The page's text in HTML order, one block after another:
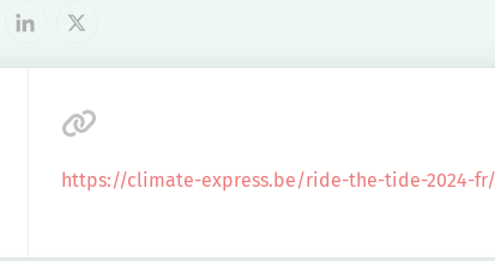
X
https://climate-express.be/ride-the-tide-2024-fr/